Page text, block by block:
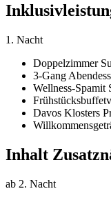
1. Nacht
Doppelzimmer
3-Gang
Wellness-Spamit
Frühstücksbuffet
Davos Klosters
Inhalt
ab 2. Nacht